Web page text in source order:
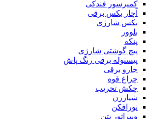
کمپرسور فندکی
آچار بکس برقی
بکس شارژی
بلوور
پنکه
پیچ گوشتی شارژی
پیستوله برقی رنگ پاش
جارو برقی
چراغ قوه
چکش تخریب
شیارزن
نورافکن
ویبراتور بتن